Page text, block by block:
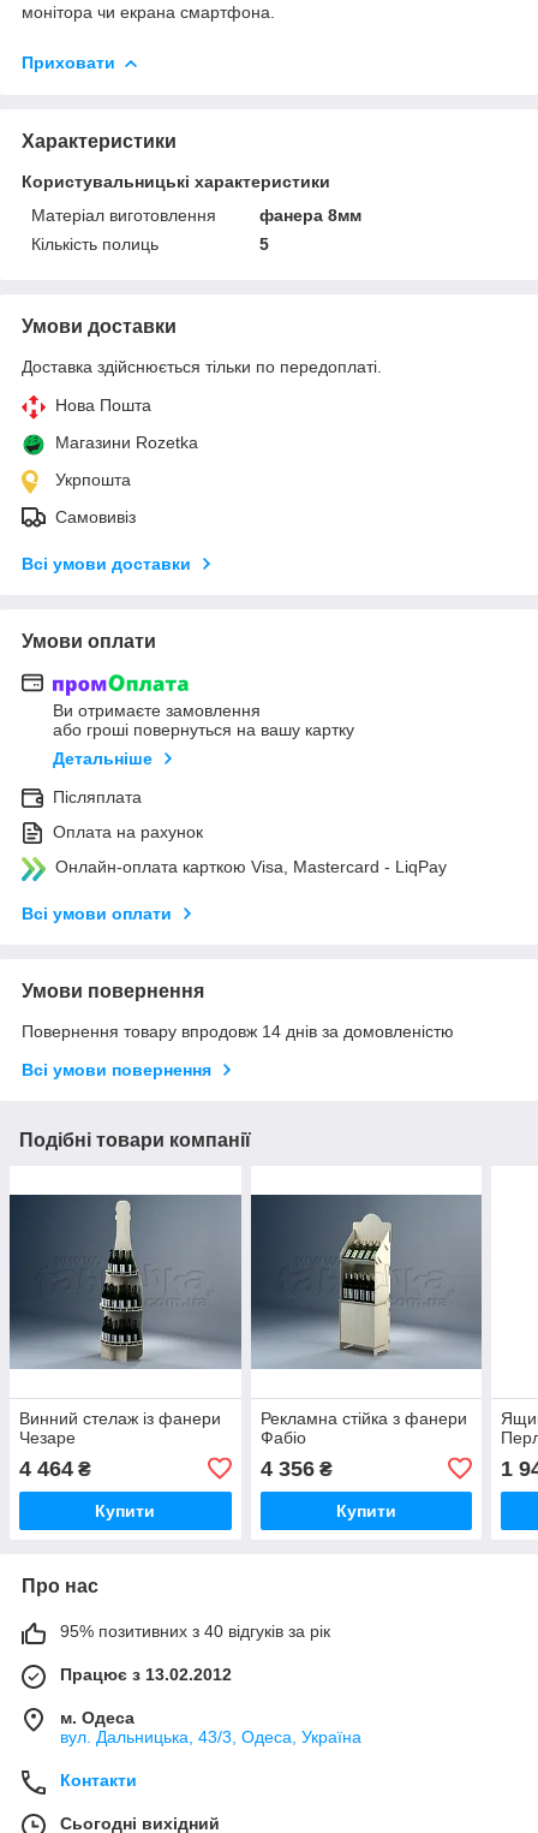
монітора чи екрана смартфона.
Приховати
Характеристики
Користувальницькі характеристики
Матеріал виготовлення
фанера 8мм
Кількість полиць
5
Умови доставки
Доставка здійснюється тільки по передоплаті.
Нова Пошта
Магазини Rozetka
Укрпошта
Самовивіз
Всі умови доставки
Умови оплати
Ви отримаєте замовлення
або гроші повернуться на вашу картку
Детальніше
Післяплата
Оплата на рахунок
Онлайн-оплата карткою Visa, Mastercard - LiqPay
Всі умови оплати
Умови повернення
Повернення товару впродовж 14 днів за домовленістю
Всі умови повернення
Подібні товари компанії
Винний стелаж із фанери
Чезаре
4 464 ₴
Купити
Рекламна стійка з фанери
Фабіо
4 356₴
Купити
1
Про нас
95% позитивних з 40 відгуків за рік
Працює з 13.02.2012
м. Одеса
вул. Дальницька, 43/3, Одеса, Україна
Контакти
Сьогодні вихідний